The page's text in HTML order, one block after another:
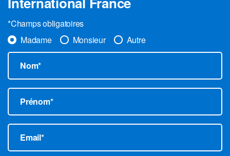
*Champs obligatoires
Madame
Monsieur Autre
Nom*
Prénom*
Email*